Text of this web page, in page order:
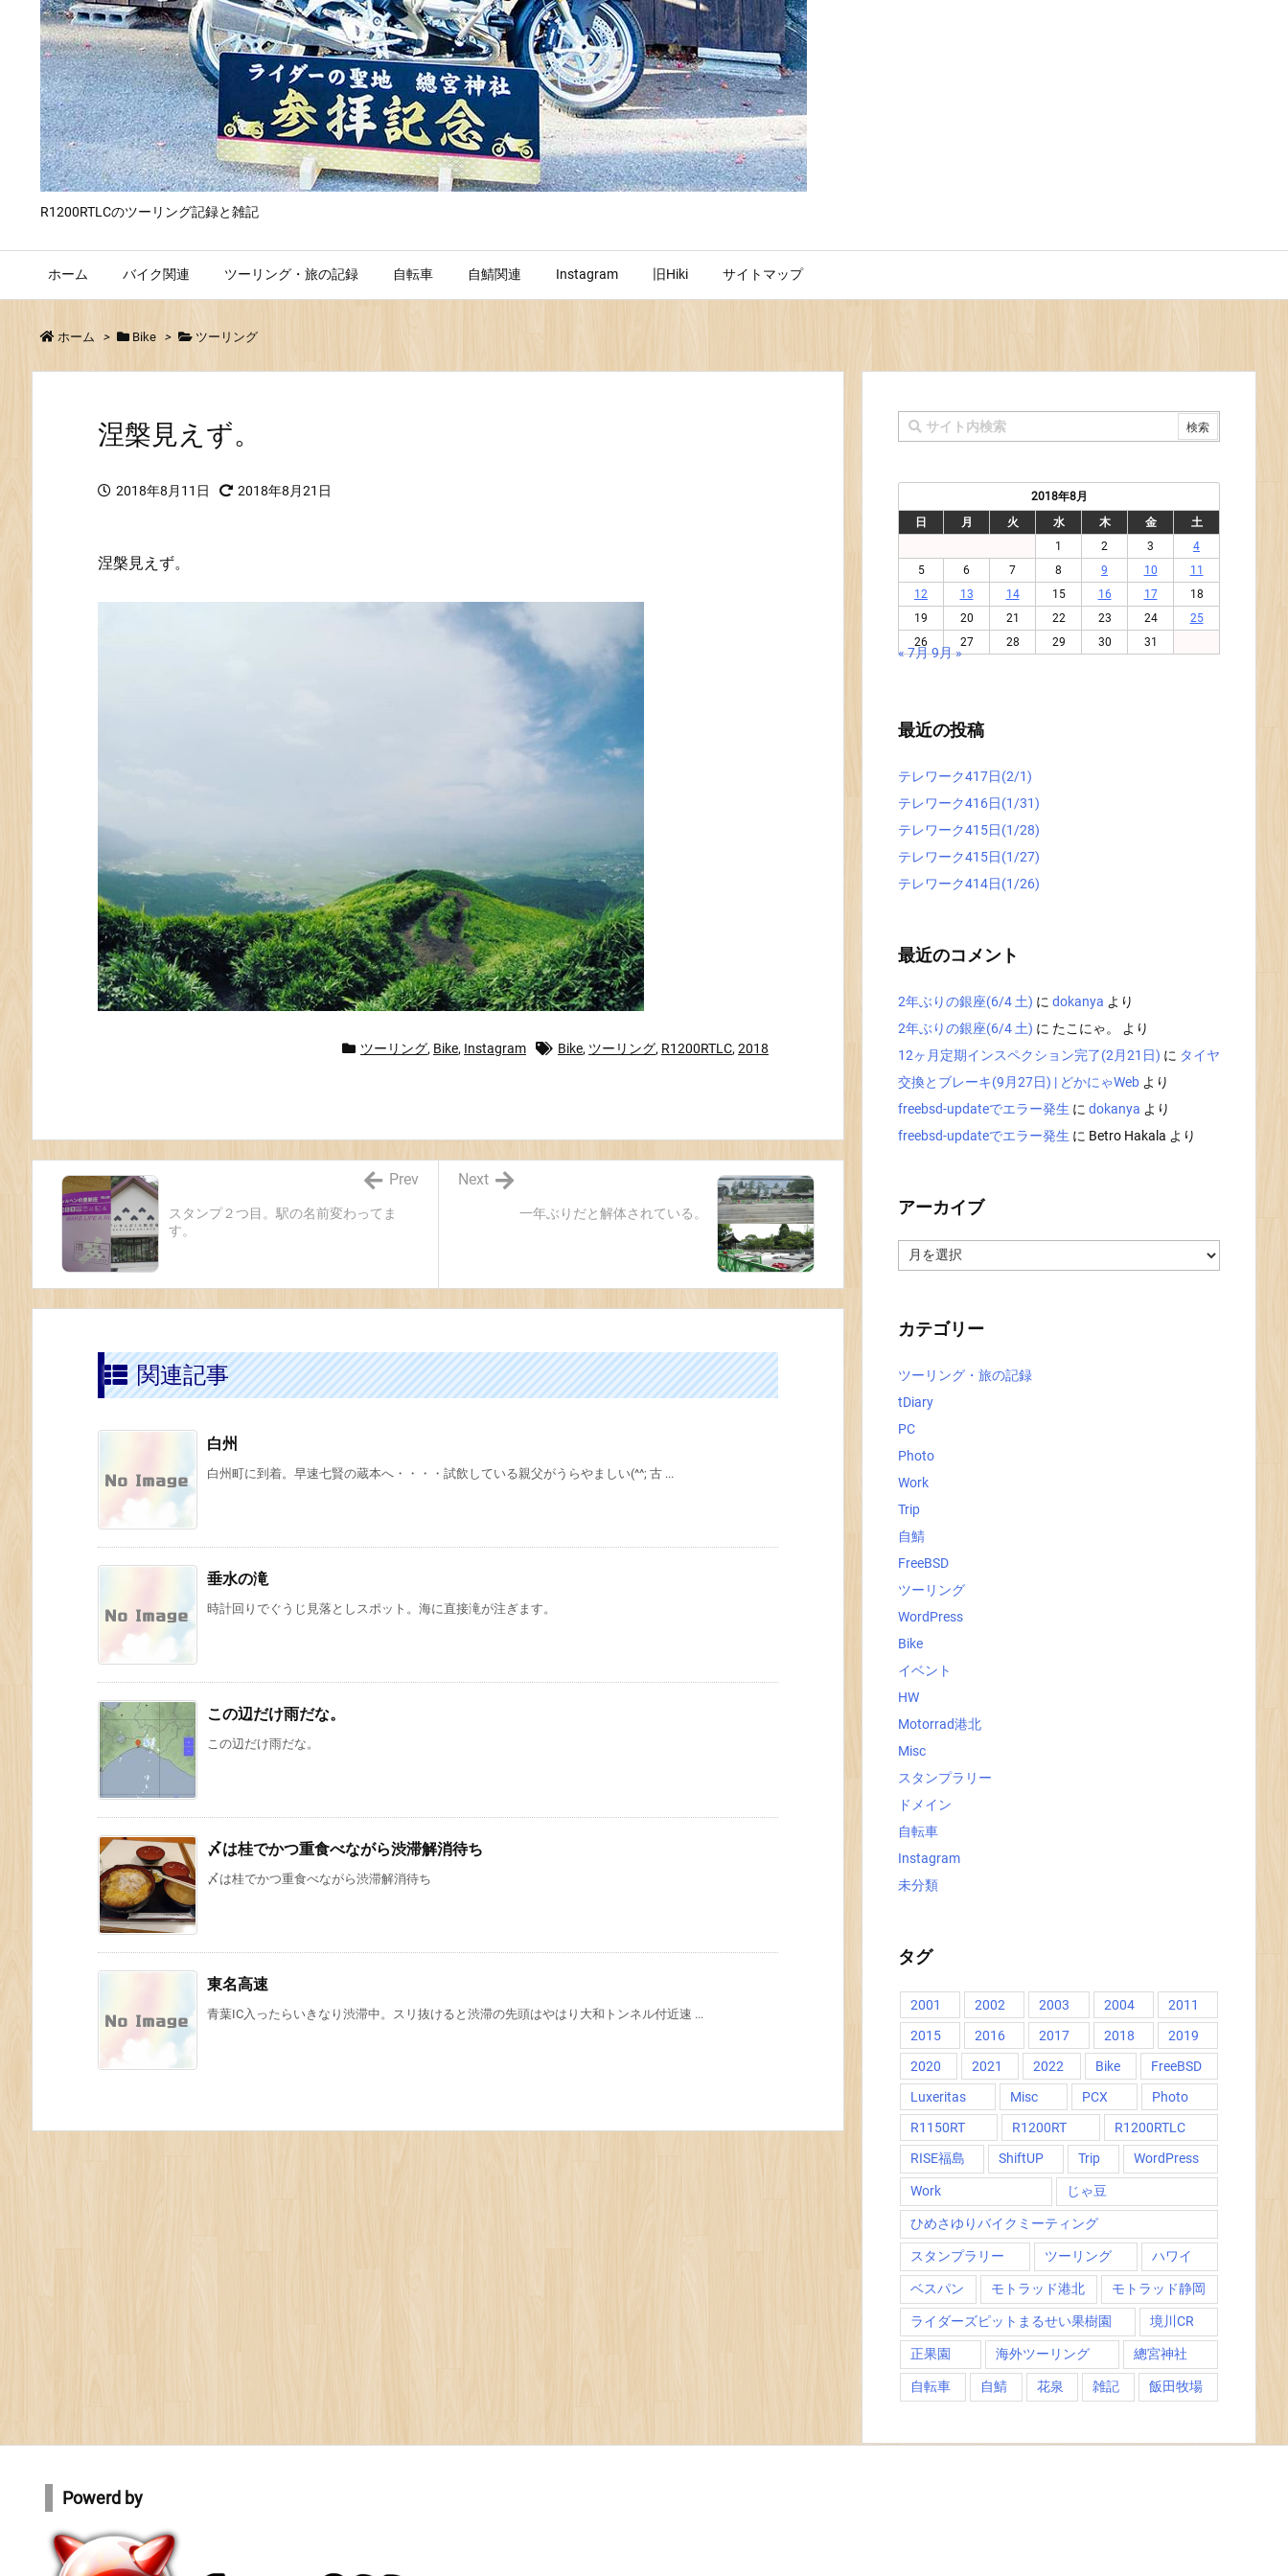
R1200RTLCのツーリング記録と雑記
ホーム バイク関連 ツーリング・旅の記録 自転車 自鯖関連 Instagram 旧Hiki サイトマップ
ホーム > Bike > ツーリング
涅槃見えず。
2018年8月11日 2018年8月21日
涅槃見えず。
ツーリング, Bike, Instagram Bike, ツーリング, R1200RTLC, 2018
一年ぶりだと解体されている。
Next
スタンプ２つ目。駅の名前変わってま
す。
Prev
関連記事
白州
白州町に到着。早速七賢の蔵本へ・・・・試飲している親父がうらやましい(^^; 古 ...
垂水の滝
時計回りでぐうじ見落としスポット。海に直接滝が注ぎます。
この辺だけ雨だな。
この辺だけ雨だな。
〆は桂でかつ重食べながら渋滞解消待ち
〆は桂でかつ重食べながら渋滞解消待ち
東名高速
青葉IC入ったらいきなり渋滞中。スリ抜けると渋滞の先頭はやはり大和トンネル付近速 ...
2018年8月
日
月 火 水 木 金
土
1
2 3
4
5
6 7 8 9 10
11
12
13 14 15 16 17
18
19
20 21 22 23 24
25
26
27 28 29 30 31
« 7月9月 »
最近の投稿
テレワーク417日(2/1)
テレワーク416日(1/31)
テレワーク415日(1/28)
テレワーク415日(1/27)
テレワーク414日(1/26)
最近のコメント
2年ぶりの銀座(6/4 土) に dokanya より
2年ぶりの銀座(6/4 土) に たこにゃ。
より
12ヶ月定期インスペクション完了(2月21日) に タイヤ
交換とブレーキ(9月27日) | どかにゃWeb より
freebsd-updateでエラー発生 に dokanya より
freebsd-updateでエラー発生 に Betro Hakala より
アーカイブ
ー
カテゴリー
ツーリング・旅の記録
tDiary
PC
Photo
Work
Trip
自鯖
FreeBSD
ツーリング
WordPress
Bike
イベント
HW
Motorrad港北
Misc
スタンプラリー
ドメイン
自転車
Instagram
未分類
タグ
2001 2002 2003 2004
2011
2015
2016 2017 2018
2019
2020
2021 2022 Bike
FreeBSD
Luxeritas
Misc PCX
Photo
R1150RT
R1200RT
R1200RTLC
RISE福島
ShiftUP Trip WordPress
Work じゃ豆
ひめさゆりバイクミーティング
スタンプラリー ツーリング ハワイ
ベスパン モトラッド港北 モトラッド静岡
ライダーズピットまるせい果樹園 境川CR
正果園 海外ツーリング 總宮神社
自転車 自鯖 花泉 雑記 飯田牧場
Powerd by